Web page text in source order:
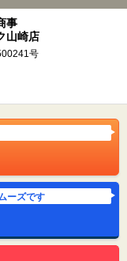
事
山崎店
号
ーズです